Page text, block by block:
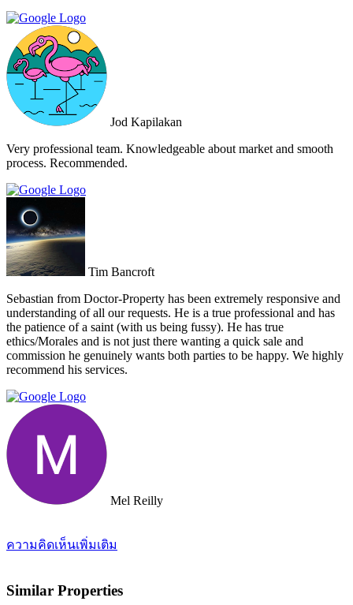
that the deal went through smoothly, providing invaluable support
and guidance every step of the way. What sets Doctor Property Real
Estate apart is their commitment to honesty and transparency.
Throughout the entire process, I felt well-informed and confident in
their abilities. Their team's attention to detail and personalized
approach made the selling experience stress-free and enjoyable. I
highly recommend Doctor Property Real Estate to anyone looking
for a real estate agency that goes above and beyond to deliver
outstanding results. Their professionalism, expertise, and exceptional
service make them the perfect choice for all your real estate needs.
Jod Kapilakan
Very professional team. Knowledgeable about market and smooth
process. Recommended.
Tim Bancroft
Sebastian from Doctor-Property has been extremely responsive and
understanding of all our requests. He is a true professional and has
the patience of a saint (with us being fussy). He has true
ethics/Morales and is not just there wanting a quick sale and
commission he genuinely wants both parties to be happy. We highly
recommend his services.
Mel Reilly
ความคิดเห็นเพิ่มเติม
Similar Properties